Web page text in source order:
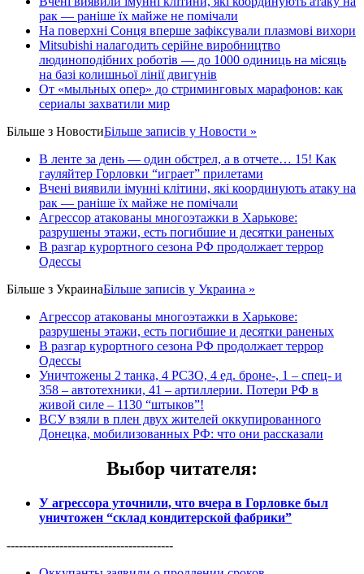
рак — раніше їх майже не помічали
На поверхні Сонця вперше зафіксували плазмові вихори
Mitsubishi налагодить серійне виробництво
людиноподібних роботів — до 1000 одиниць на місяць
на базі колишньої лінії двигунів
От «мыльных опер» до стриминговых марафонов: как
сериалы захватили мир
Більше з НовостиБільше записів у Новости »
В ленте за день — один обстрел, а в отчете… 15! Как
гауляйтер Горловки “играет” прилетами
Вчені виявили імунні клітини, які координують атаку на
рак — раніше їх майже не помічали
Агрессор атакованы многоэтажки в Харькове:
разрушены этажи, есть погибшие и десятки раненых
В разгар курортного сезона РФ продолжает террор
Одессы
Більше з УкраинаБільше записів у Украина »
Агрессор атакованы многоэтажки в Харькове:
разрушены этажи, есть погибшие и десятки раненых
В разгар курортного сезона РФ продолжает террор
Одессы
Уничтожены 2 танка, 4 РСЗО, 4 ед. броне-, 1 – спец- и
358 – автотехники, 41 – артиллерии. Потери РФ в
живой силе – 1130 “штыков”!
ВСУ взяли в плен двух жителей оккупированного
Донецка, мобилизованных РФ: что они рассказали
Выбор читателя:
У агрессора уточнили, что вчера в Горловке был
уничтожен “склад кондитерской фабрики”
-----------------------------------------